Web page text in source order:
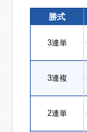
勝式
3連単
3連複
2連単